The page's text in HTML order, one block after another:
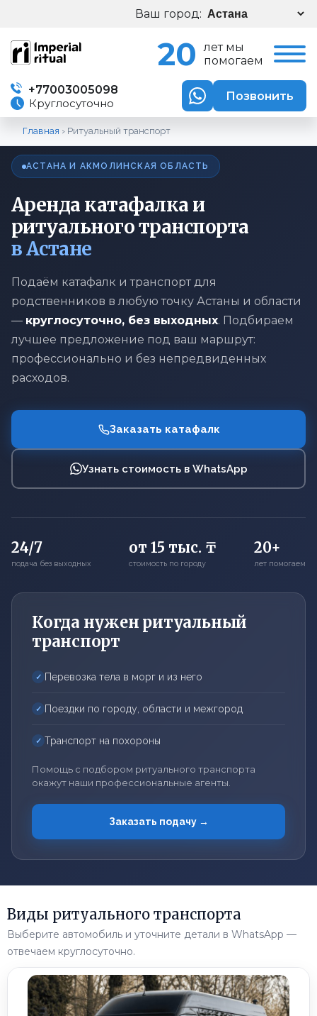
Ваш город:
20
лет мы
помогаем
+77003005098
Круглосуточно
Позвонить
Главная › Ритуальный транспорт
АСТАНА И АКМОЛИНСКАЯ ОБЛАСТЬ
Аренда катафалка и
ритуального транспорта
в Астане
Подаём катафалк и транспорт для
родственников в любую точку Астаны и области
— круглосуточно, без выходных. Подбираем
лучшее предложение под ваш маршрут:
профессионально и без непредвиденных
расходов.
Заказать катафалк
Узнать стоимость в WhatsApp
24/7
подача без выходных
от 15 тыс. ₸
стоимость по городу
20+
лет помогаем
Когда нужен ритуальный
транспорт
✓ Перевозка тела в морг и из него
✓ Поездки по городу, области и межгород
✓ Транспорт на похороны
Помощь с подбором ритуального транспорта
окажут наши профессиональные агенты.
Заказать подачу →
Виды ритуального транспорта
Выберите автомобиль и уточните детали в WhatsApp —
отвечаем круглосуточно.